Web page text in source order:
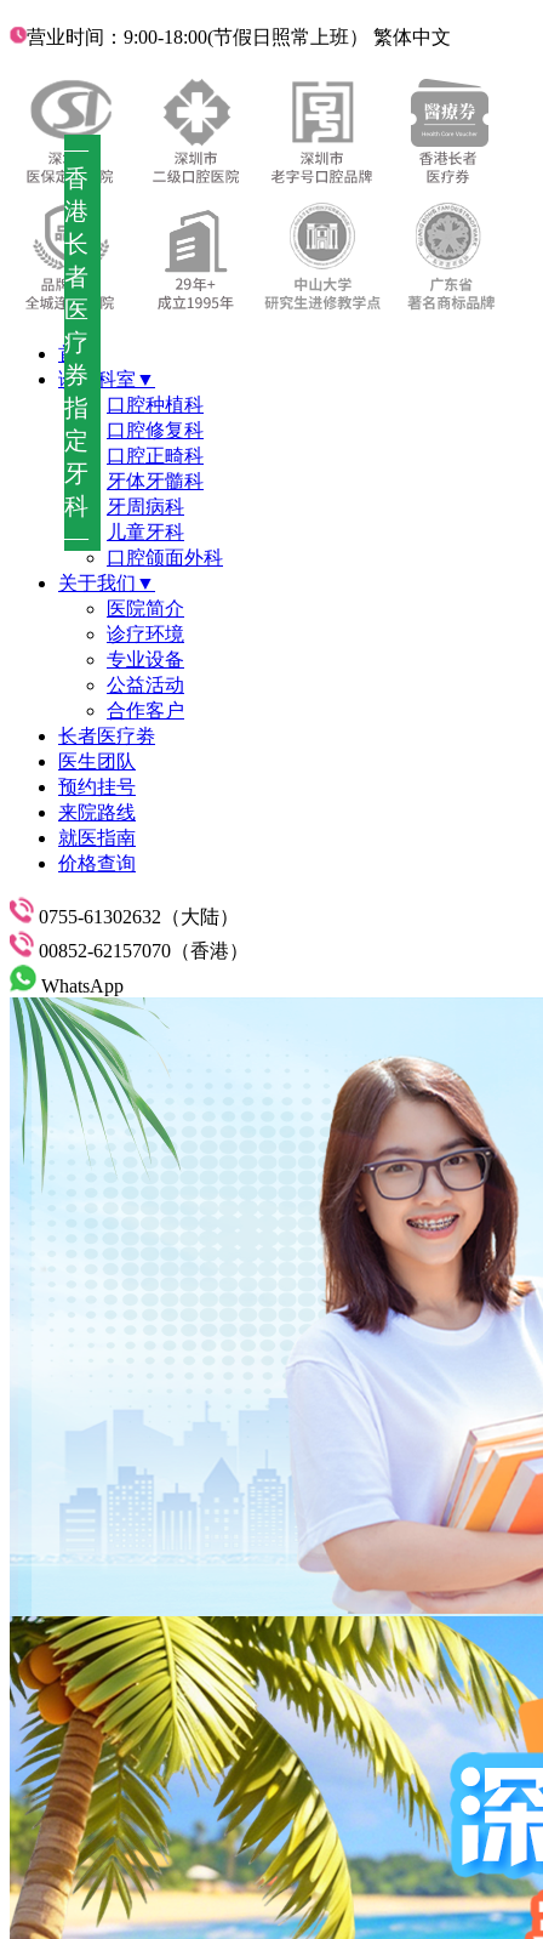
—
香
港
长
者
医
疗
券
指
定
牙
科
—
营业时间：9:00-18:00(节假日照常上班） 繁体中文
首页
诊疗科室▼
口腔种植科
口腔修复科
口腔正畸科
牙体牙髓科
牙周病科
儿童牙科
口腔颌面外科
关于我们▼
医院简介
诊疗环境
专业设备
公益活动
合作客户
长者医疗劵
医生团队
预约挂号
来院路线
就医指南
价格查询
0755-61302632（大陆）
00852-62157070（香港）
WhatsApp